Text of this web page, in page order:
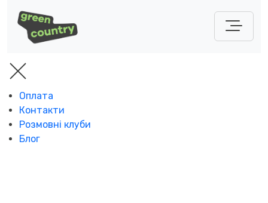
Оплата
Контакти
Розмовні клуби
Блог